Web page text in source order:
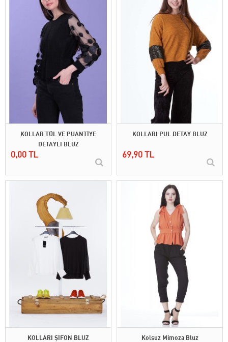
KOLLAR TÜL VE PUANTİYE
DETAYLI BLUZ
0,00 TL
KOLLARI PUL DETAY BLUZ
69,90 TL
KOLLARI ŞİFON BLUZ Kolsuz Mimoza Bluz